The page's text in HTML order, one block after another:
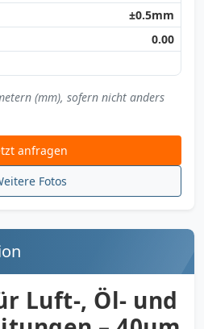
±0.5mm
0.00
(mm), sofern nicht anders
anfragen
Fotos
Luft-, Öl- und